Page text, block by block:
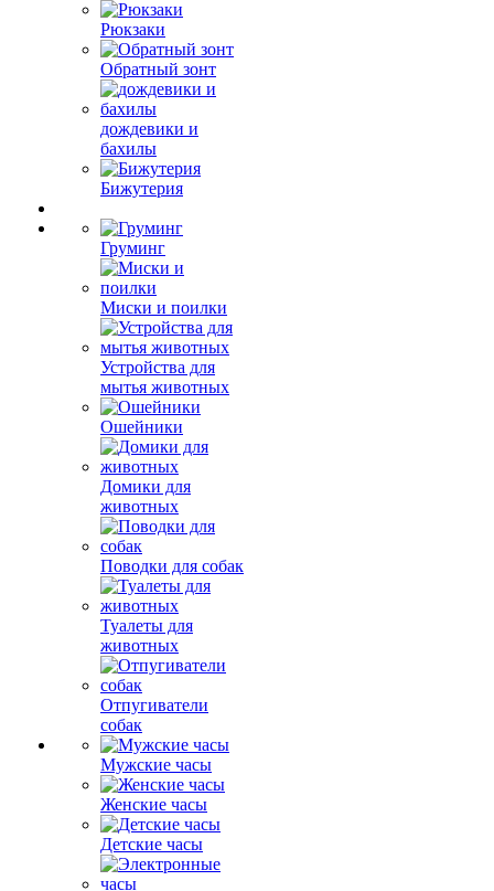
Рюкзаки
Обратный зонт
дождевики и
бахилы
Бижутерия
Груминг
Миски и поилки
Устройства для
мытья животных
Ошейники
Домики для
животных
Поводки для собак
Туалеты для
животных
Отпугиватели
собак
Мужские часы
Женские часы
Детские часы